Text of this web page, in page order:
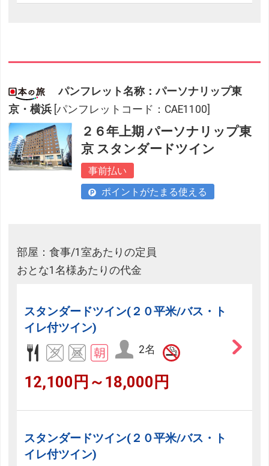
パンフレット名称：パーソナリップ東
京・横浜 [パンフレットコード：CAE1100]
２６年上期 パーソナリップ東
京 スタンダードツイン
事前払い
ポイントがたまる使える
部屋：食事/1室あたりの定員
おとな1名様あたりの代金
スタンダードツイン(２０平米/バス・ト
イレ付ツイン)
2名
12,100円～18,000円
スタンダードツイン(２０平米/バス・ト
イレ付ツイン)